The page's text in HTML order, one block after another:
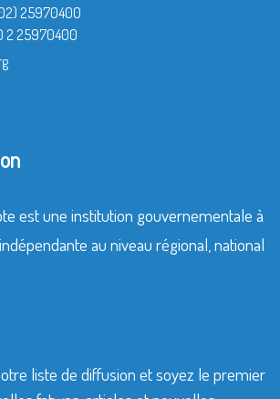
25970400
2 25970400
est une institution gouvernementale à
au niveau régional, national
liste de diffusion et soyez le premier